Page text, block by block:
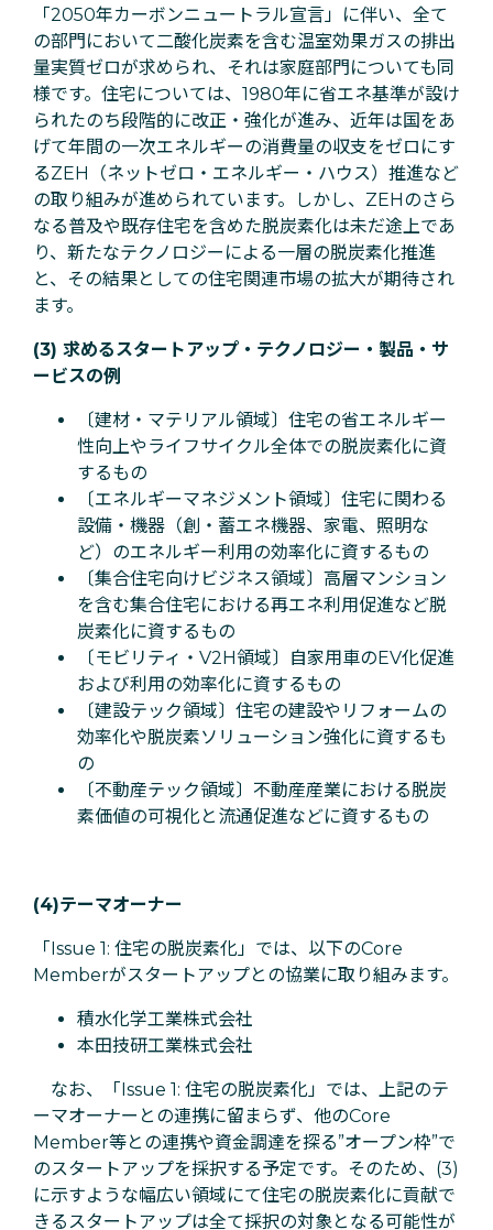
「2050年カーボンニュートラル宣言」に伴い、全て
の部門において二酸化炭素を含む温室効果ガスの排出
量実質ゼロが求められ、それは家庭部門についても同
様です。住宅については、1980年に省エネ基準が設け
られたのち段階的に改正・強化が進み、近年は国をあ
げて年間の一次エネルギーの消費量の収支をゼロにす
るZEH（ネットゼロ・エネルギー・ハウス）推進など
の取り組みが進められています。しかし、ZEHのさら
なる普及や既存住宅を含めた脱炭素化は未だ途上であ
り、新たなテクノロジーによる一層の脱炭素化推進
と、その結果としての住宅関連市場の拡大が期待され
ます。
(3) 求めるスタートアップ・テクノロジー・製品・サ
ービスの例
〔建材・マテリアル領域〕住宅の省エネルギー
性向上やライフサイクル全体での脱炭素化に資
するもの
〔エネルギーマネジメント領域〕住宅に関わる
設備・機器（創・蓄エネ機器、家電、照明な
ど）のエネルギー利用の効率化に資するもの
〔集合住宅向けビジネス領域〕高層マンション
を含む集合住宅における再エネ利用促進など脱
炭素化に資するもの
〔モビリティ・V2H領域〕自家用車のEV化促進
および利用の効率化に資するもの
〔建設テック領域〕住宅の建設やリフォームの
効率化や脱炭素ソリューション強化に資するも
の
〔不動産テック領域〕不動産産業における脱炭
素価値の可視化と流通促進などに資するもの
(4)テーマオーナー
「Issue 1: 住宅の脱炭素化」では、以下のCore
Memberがスタートアップとの協業に取り組みます。
積水化学工業株式会社
本田技研工業株式会社
なお、「Issue 1: 住宅の脱炭素化」では、上記のテ
ーマオーナーとの連携に留まらず、他のCore
Member等との連携や資金調達を探る”オープン枠”で
のスタートアップを採択する予定です。そのため、(3)
に示すような幅広い領域にて住宅の脱炭素化に貢献で
きるスタートアップは全て採択の対象となる可能性が